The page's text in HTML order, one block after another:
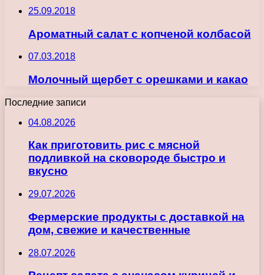
25.09.2018
Ароматный салат с копченой колбасой
07.03.2018
Молочный щербет с орешками и какао
Последние записи
04.08.2026
Как приготовить рис с мясной
подливкой на сковороде быстро и
вкусно
29.07.2026
Фермерские продукты с доставкой на
дом, свежие и качественные
28.07.2026